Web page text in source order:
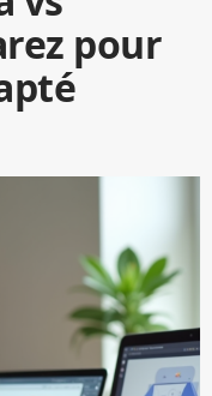
pour